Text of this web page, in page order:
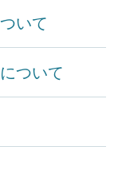
いて
ついて